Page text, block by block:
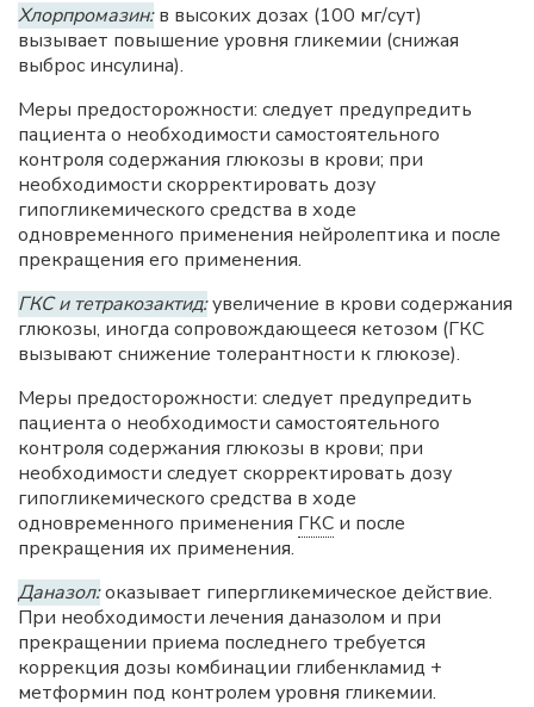
Хлорпромазин:в высоких дозах (100 мг/сут)
вызывает повышение уровня гликемии (снижая
выброс инсулина).
Меры предосторожности: следует предупредить
пациента о необходимости самостоятельного
контроля содержания глюкозы в крови; при
необходимости скорректировать дозу
гипогликемического средства в ходе
одновременного применения нейролептика и после
прекращения его применения.
ГКС и тетракозактид:увеличение в крови содержания
глюкозы, иногда сопровождающееся кетозом (ГКС
вызывают снижение толерантности к глюкозе).
Меры предосторожности: следует предупредить
пациента о необходимости самостоятельного
контроля содержания глюкозы в крови; при
необходимости следует скорректировать дозу
гипогликемического средства в ходе
одновременного применения ГКС и после
прекращения их применения.
Даназол:оказывает гипергликемическое действие.
При необходимости лечения даназолом и при
прекращении приема последнего требуется
коррекция дозы комбинации глибенкламид +
метформин под контролем уровня гликемии.